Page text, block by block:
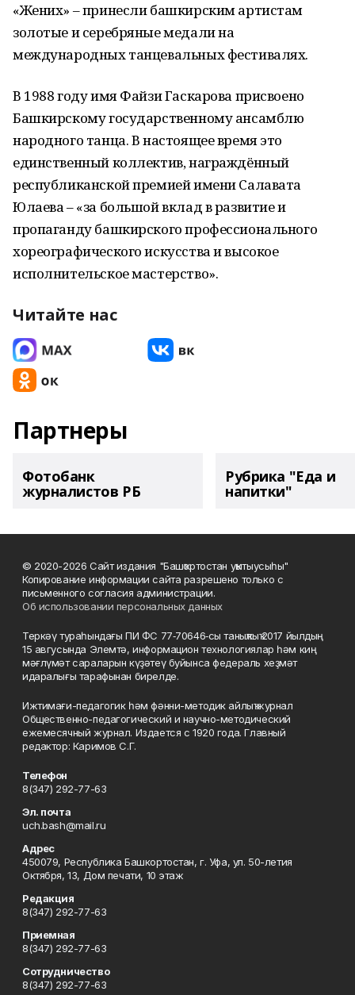
«Жених» – принесли башкирским артистам
золотые и серебряные медали на
международных танцевальных фестивалях.
В 1988 году имя Файзи Гаскарова присвоено
Башкирскому государственному ансамблю
народного танца. В настоящее время это
единственный коллектив, награждённый
республиканской премией имени Салавата
Юлаева – «за большой вклад в развитие и
пропаганду башкирского профессионального
хореографического искусства и высокое
исполнительское мастерство».
Читайте нас
Партнеры
Фотобанк
журналистов РБ
Рубрика "Еда и
напитки"
© 2020-2026 Сайт издания "Башҡортостан уҡытыусыһы"
Копирование информации сайта разрешено только с
письменного согласия администрации.
Об использовании персональных данных
Теркәү тураһындағы ПИ ФС 77‑70646‑сы таныҡлыҡ 2017 йылдың
15 авгусында Элемтә, информацион технологиялар һәм киң
мәғлүмәт сараларын күҙәтеү буйынса федераль хеҙмәт
идаралығы тарафынан бирелде.
Ижтимағи-педагогик һәм фәнни-методик айлыҡ журнал
Общественно-педагогический и научно-методический
ежемесячный журнал. Издается с 1920 года. Главный
редактор: Каримов С.Г.
Телефон
8(347) 292-77-63
Эл. почта
uch.bash@mail.ru
Адрес
450079, Республика Башкортостан, г. Уфа, ул. 50-летия
Октября, 13, Дом печати, 10 этаж
Редакция
8(347) 292-77-63
Приемная
8(347) 292-77-63
Сотрудничество
8(347) 292-77-63